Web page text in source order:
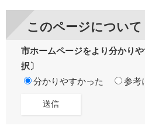
このページについて
市ホームページをより分かり
択〕
分かりやすかった
参考